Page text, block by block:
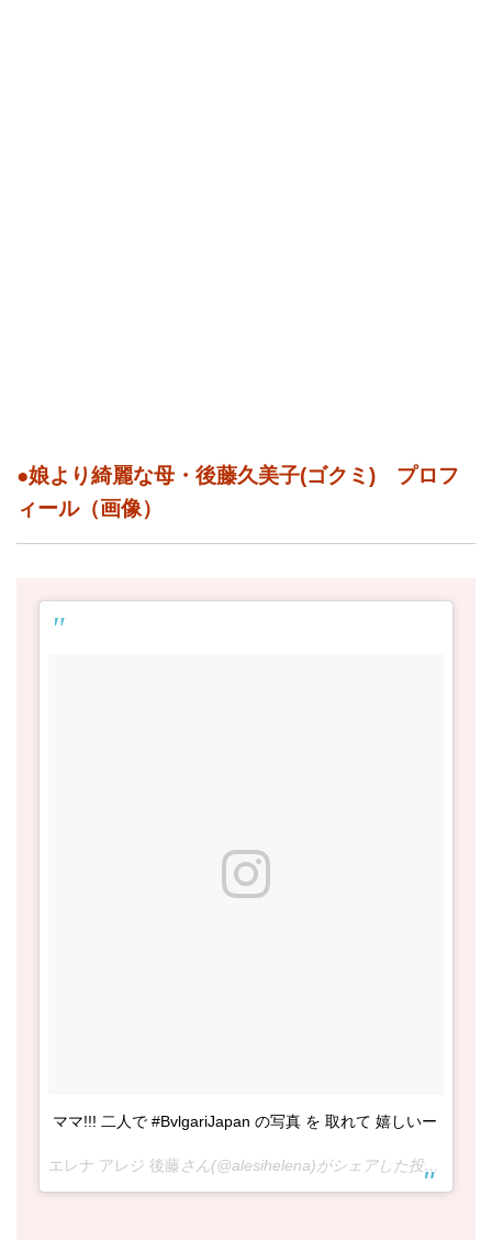
●娘より綺麗な母・後藤久美子(ゴクミ) プロフ
ィール（画像）
ママ!!! 二人で #BvlgariJapan の写真 を 取れて 嬉しいー
エレナ アレジ 後藤さん(@alesihelena)がシェアした投稿 –